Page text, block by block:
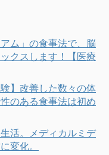
ム」の食事法で、脳
クスします！【医療
】改善した数々の体
のある食事法は初め
活。メディカルミデ
変化。